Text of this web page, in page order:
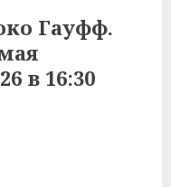
Гауфф.
в 16:30